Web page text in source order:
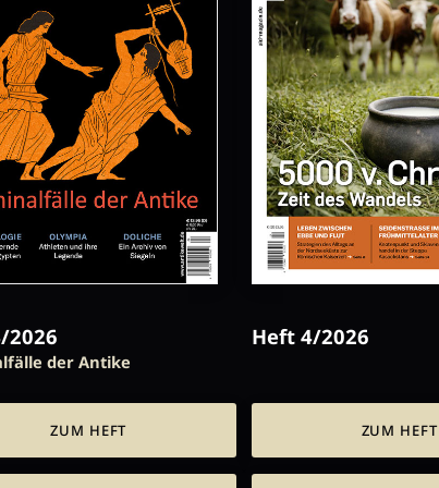
2026
der Antike
ZUM HEFT
Heft 4/2026
ZUM HEFT